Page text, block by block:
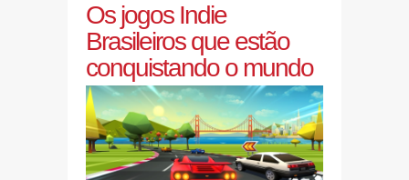
Os jogos Indie
Brasileiros que estão
conquistando o mundo